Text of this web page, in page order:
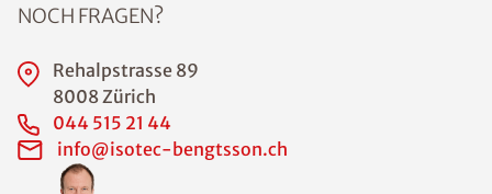
NOCH FRAGEN?
Rehalpstrasse 89
8008 Zürich
044 515 21 44
info@isotec-bengtsson.ch